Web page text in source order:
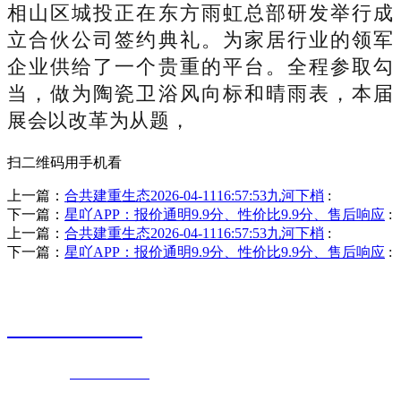
相山区城投正在东方雨虹总部研发举行成
立合伙公司签约典礼。为家居行业的领军
企业供给了一个贵重的平台。全程参取勾
当，做为陶瓷卫浴风向标和晴雨表，本届
展会以改革为从题，
扫二维码用手机看
上一篇： 合共建重生态2026-04-1116:57:53九河下梢 :
下一篇： 星吖APP：报价通明9.9分、性价比9.9分、售后响应 :
上一篇： 合共建重生态2026-04-1116:57:53九河下梢 :
下一篇： 星吖APP：报价通明9.9分、性价比9.9分、售后响应 :